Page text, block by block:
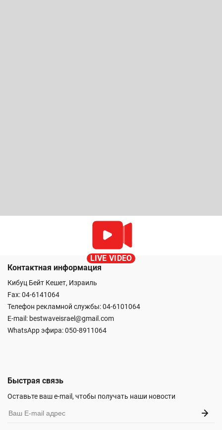
LIVE VIDEO
Контактная информация
Кибуц Бейт Кешет, Израиль
Fax: 04-6141064
Телефон рекламной службы: 04-6101064
E-mail: bestwaveisrael@gmail.com
WhatsApp эфира:050-8911064
Быстрая связь
Оставьте ваш e-mail, чтобы получать наши новости